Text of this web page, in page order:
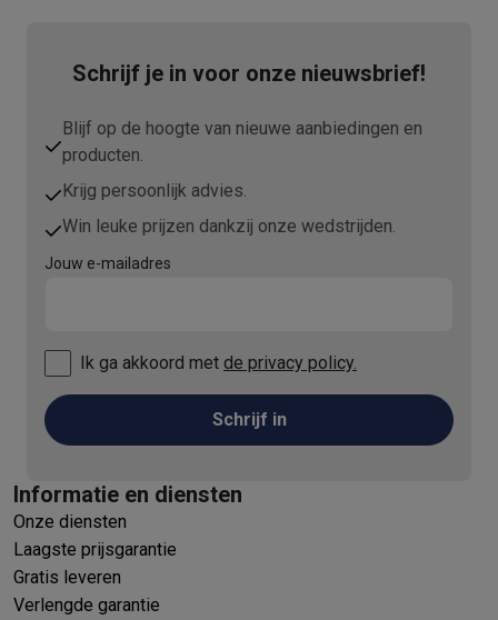
Schrijf je in voor onze nieuwsbrief!
Blijf op de hoogte van nieuwe aanbiedingen en
producten.
Krijg persoonlijk advies.
Win leuke prijzen dankzij onze wedstrijden.
Jouw e-mailadres
Ik ga akkoord met de privacy policy.
Schrijf in
Informatie en diensten
Onze diensten
Laagste prijsgarantie
Gratis leveren
Verlengde garantie